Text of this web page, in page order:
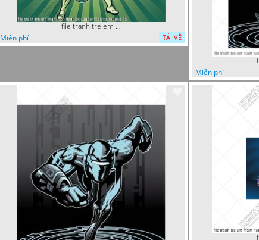
file tranh tre em mam non tieu hoc supper man toi thuong 35
Miễn phí
TẢI VỀ
Miễn phí